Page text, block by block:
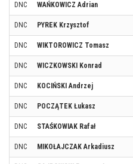
DNC WAŃKOWICZ Adrian
DNC PYREK Krzysztof
DNC WIKTOROWICZ Tomasz
DNC WICZKOWSKI Konrad
DNC KOCIŃSKI Andrzej
DNC POCZĄTEK Łukasz
DNC STAŚKOWIAK Rafał
DNC MIKOŁAJCZAK Arkadiusz